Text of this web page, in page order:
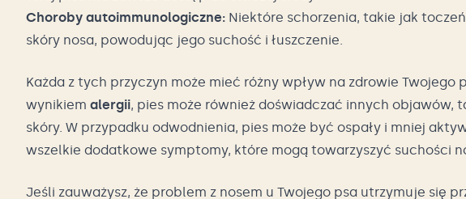
Choroby autoimmunologiczne: Niektóre schorzenia, takie jak
skóry nosa, powodując jego suchość i łuszczenie.
Każda z tych przyczyn może mieć różny wpływ na zdrowie Twojego
wynikiem alergii, pies może również doświadczać innych objawów,
skóry. W przypadku odwodnienia, pies może być ospały i mniej
wszelkie dodatkowe symptomy, które mogą towarzyszyć suchości
Jeśli zauważysz, że problem z nosem u Twojego psa utrzymuje się